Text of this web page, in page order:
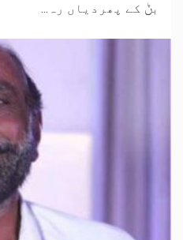
بݨ کے پھردیاں رہ...